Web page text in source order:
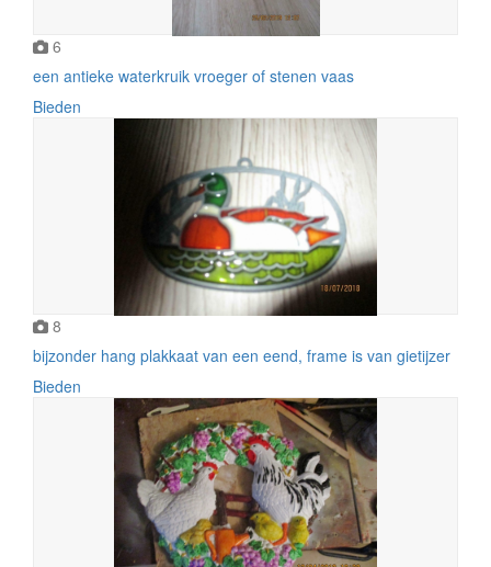
6
een antieke waterkruik vroeger of stenen vaas
Bieden
8
bijzonder hang plakkaat van een eend, frame is van gietijzer
Bieden